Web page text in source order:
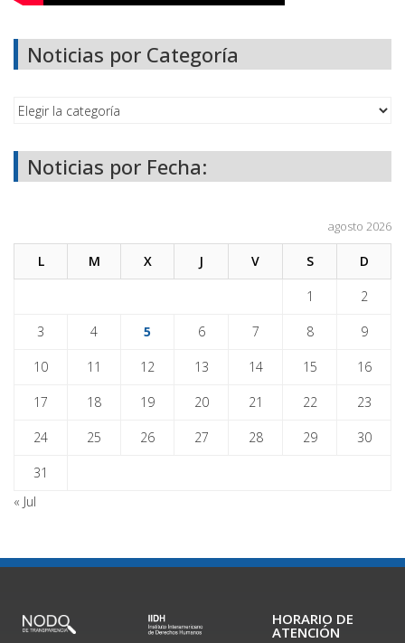
Noticias por Categoría
Noticias por Fecha:
agosto 2026
L M X J V S D
1 2
3 4 5 6 7 8 9
10 11 12 13 14 15 16
17 18 19 20 21 22 23
24 25 26 27 28 29 30
31
« Jul
HORARIO DE
ATENCIÓN